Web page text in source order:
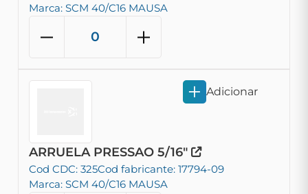
Marca: SCM 40/C16 MAUSA
ARRUELA PRESSAO 5/16"
Cod CDC: 325Cod fabricante: 17794-09
Marca: SCM 40/C16 MAUSA
Adicionar